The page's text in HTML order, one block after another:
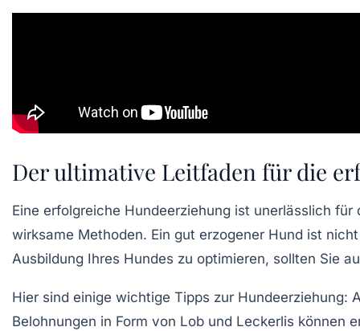
Der ultimative Leitfaden für die
Eine erfolgreiche Hundeerziehung ist unerlässlich für
wirksame Methoden. Ein gut erzogener Hund ist
Ausbildung Ihres Hundes zu optimieren, sollten Sie
Hier sind einige wichtige Tipps zur Hundeerziehung:
Belohnungen in Form von Lob und Leckerlis können